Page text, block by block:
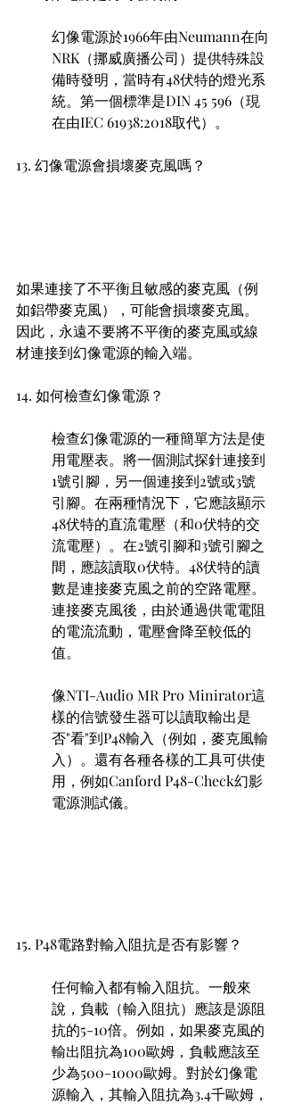
幻像電源於1966年由Neumann在向
NRK（挪威廣播公司）提供特殊設
備時發明，當時有48伏特的燈光系
統。第一個標準是DIN 45 596（現
在由IEC 61938:2018取代）。
13. 幻像電源會損壞麥克風嗎？
如果連接了不平衡且敏感的麥克風（例
如鋁帶麥克風），可能會損壞麥克風。
因此，永遠不要將不平衡的麥克風或線
材連接到幻像電源的輸入端。
14. 如何檢查幻像電源？
檢查幻像電源的一種簡單方法是使
用電壓表。將一個測試探針連接到
1號引腳，另一個連接到2號或3號
引腳。在兩種情況下，它應該顯示
48伏特的直流電壓（和0伏特的交
流電壓）。在2號引腳和3號引腳之
間，應該讀取0伏特。48伏特的讀
數是連接麥克風之前的空路電壓。
連接麥克風後，由於通過供電電阻
的電流流動，電壓會降至較低的
值。
像NTI-Audio MR Pro Minirator這
樣的信號發生器可以讀取輸出是
否"看"到P48輸入（例如，麥克風輸
入）。還有各種各樣的工具可供使
用，例如Canford P48-Check幻影
電源測試儀。
15. P48電路對輸入阻抗是否有影響？
任何輸入都有輸入阻抗。一般來
說，負載（輸入阻抗）應該是源阻
抗的5-10倍。例如，如果麥克風的
輸出阻抗為100歐姆，負載應該至
少為500-1000歐姆。對於幻像電
源輸入，其輸入阻抗為3.4千歐姆，